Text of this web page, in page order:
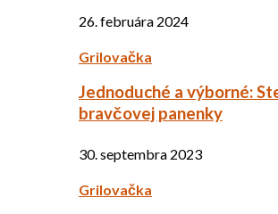
26. februára 2024
Grilovačka
Jednoduché a výborné:
bravčovej panenky
30. septembra 2023
Grilovačka